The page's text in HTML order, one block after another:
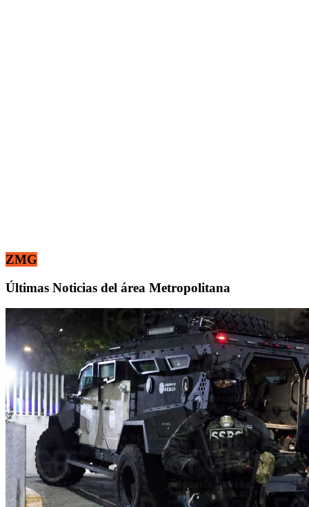
ZMG
Últimas Noticias del área Metropolitana